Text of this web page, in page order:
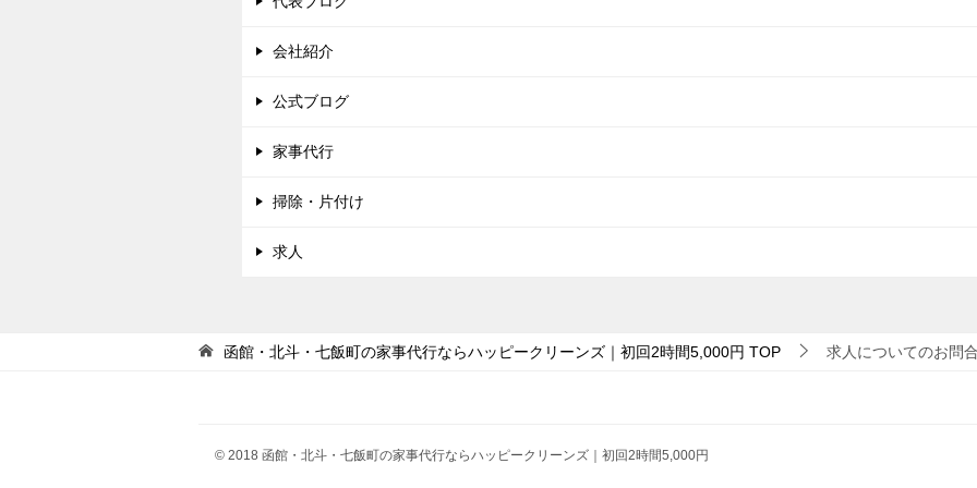
会社紹介
公式ブログ
家事代行
掃除・片付け
求人
函館・北斗・七飯町の家事代行ならハッピークリーンズ｜初回2時間5,000円 TOP 求人についてのお問
© 2018 函館・北斗・七飯町の家事代行ならハッピークリーンズ｜初回2時間5,000円